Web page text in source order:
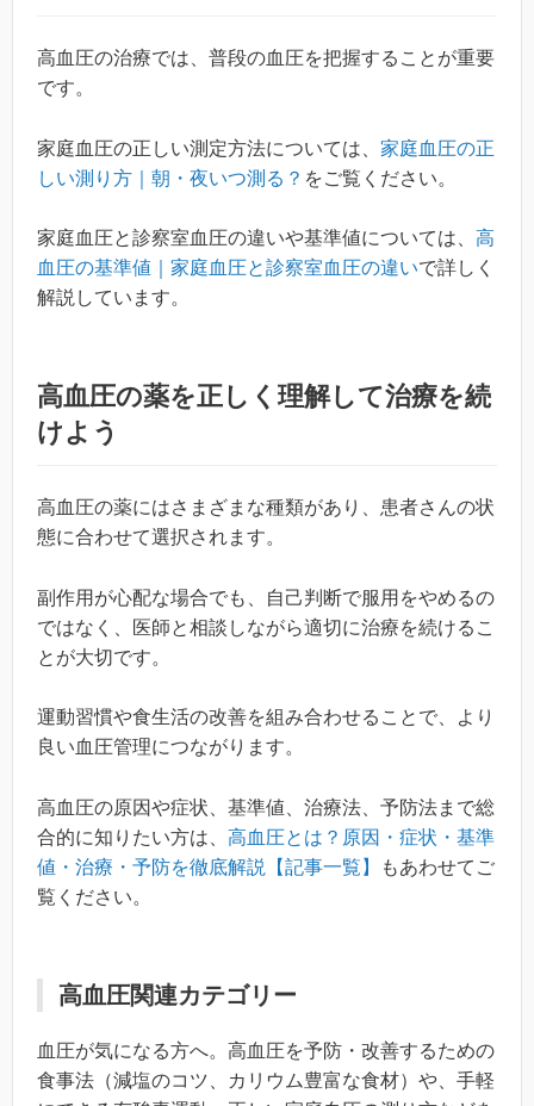
高血圧の治療では、普段の血圧を把握することが重要
です。
家庭血圧の正しい測定方法については、 家庭血圧の正
しい測り方｜朝・夜いつ測る？ をご覧ください。
家庭血圧と診察室血圧の違いや基準値については、 高
血圧の基準値｜家庭血圧と診察室血圧の違いで詳しく
解説しています。
高血圧の薬を正しく理解して治療を続
けよう
高血圧の薬にはさまざまな種類があり、患者さんの状
態に合わせて選択されます。
副作用が心配な場合でも、自己判断で服用をやめるの
ではなく、医師と相談しながら適切に治療を続けるこ
とが大切です。
運動習慣や食生活の改善を組み合わせることで、より
良い血圧管理につながります。
高血圧の原因や症状、基準値、治療法、予防法まで総
合的に知りたい方は、 高血圧とは？原因・症状・基準
値・治療・予防を徹底解説【記事一覧】
もあわせてご
覧ください。
高血圧関連カテゴリー
血圧が気になる方へ。高血圧を予防・改善するための
食事法（減塩のコツ、カリウム豊富な食材）や、手軽